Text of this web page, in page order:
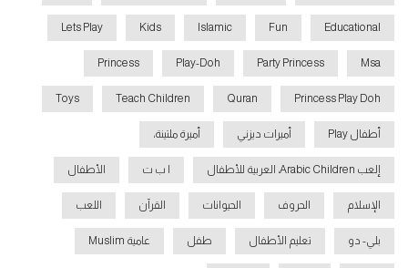
Educational
Fun
Islamic
Kids
Lets Play
Msa
Party Princess
Play-Doh
Princess
Princess Play Doh
Quran
Teach Children
Toys
أطفال Play أميرات ديزني أميرة ملتينة،
إلعب Arabic Children، العربية للأطفال ا ب ت الأطفال
الإسلام الحروف الحيوانات القرآن اللعب
بلي- دو تعليم الأطفال طفل عامية Muslim